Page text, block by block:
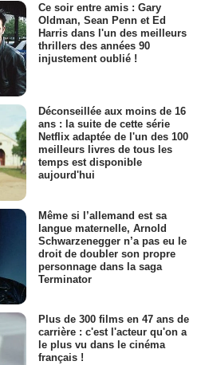
Ce soir entre amis : Gary
Oldman, Sean Penn et Ed
Harris dans l'un des meilleurs
thrillers des années 90
injustement oublié !
Déconseillée aux moins de 16
ans : la suite de cette série
Netflix adaptée de l'un des 100
meilleurs livres de tous les
temps est disponible
aujourd'hui
Même si l’allemand est sa
langue maternelle, Arnold
Schwarzenegger n’a pas eu le
droit de doubler son propre
personnage dans la saga
Terminator
Plus de 300 films en 47 ans de
carrière : c'est l'acteur qu'on a
le plus vu dans le cinéma
français !